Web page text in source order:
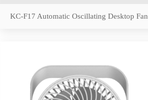
KC-F17 Automatic Oscillating Desktop Fan